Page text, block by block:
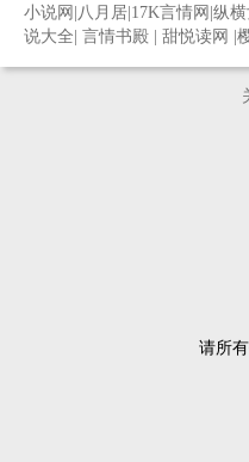
小说网 八月居 17K言情网 纵横
说大全 言情书殿 甜悦读网
请所